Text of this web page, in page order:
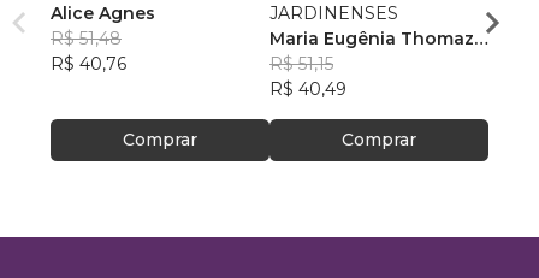
Alice Agnes
R$ 51,48
R$ 40,76
Comprar
JARDINENSES
Maria Eugênia Thomaz
Figueira
R$ 51,15
R$ 40,49
Comprar
Vitor